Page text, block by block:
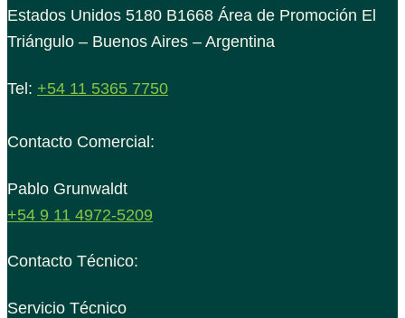
Estados Unidos 5180 B1668 Área de Promoción El
Triángulo – Buenos Aires – Argentina
Tel: +54 11 5365 7750
Contacto Comercial:
Pablo Grunwaldt
+54 9 11 4972-5209
Contacto Técnico:
Servicio Técnico